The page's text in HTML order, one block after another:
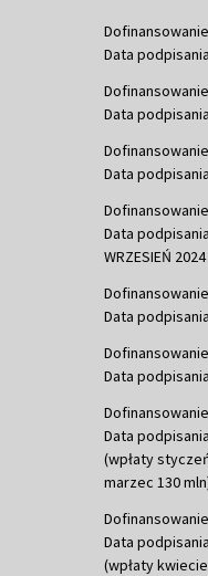
Data
Data
Data
Data
WRZESIEŃ
Data
Data
Data
(wpłaty
marzec 130
Data
(wpłaty